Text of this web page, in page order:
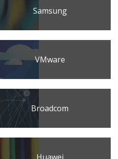
Samsung
VMware
Broadcom